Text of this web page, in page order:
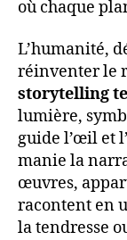
où chaque
L’humanité,
réinventer le
storytelling
lumière,
guide l’œil et
manie la
œuvres,
racontent en
la tendresse